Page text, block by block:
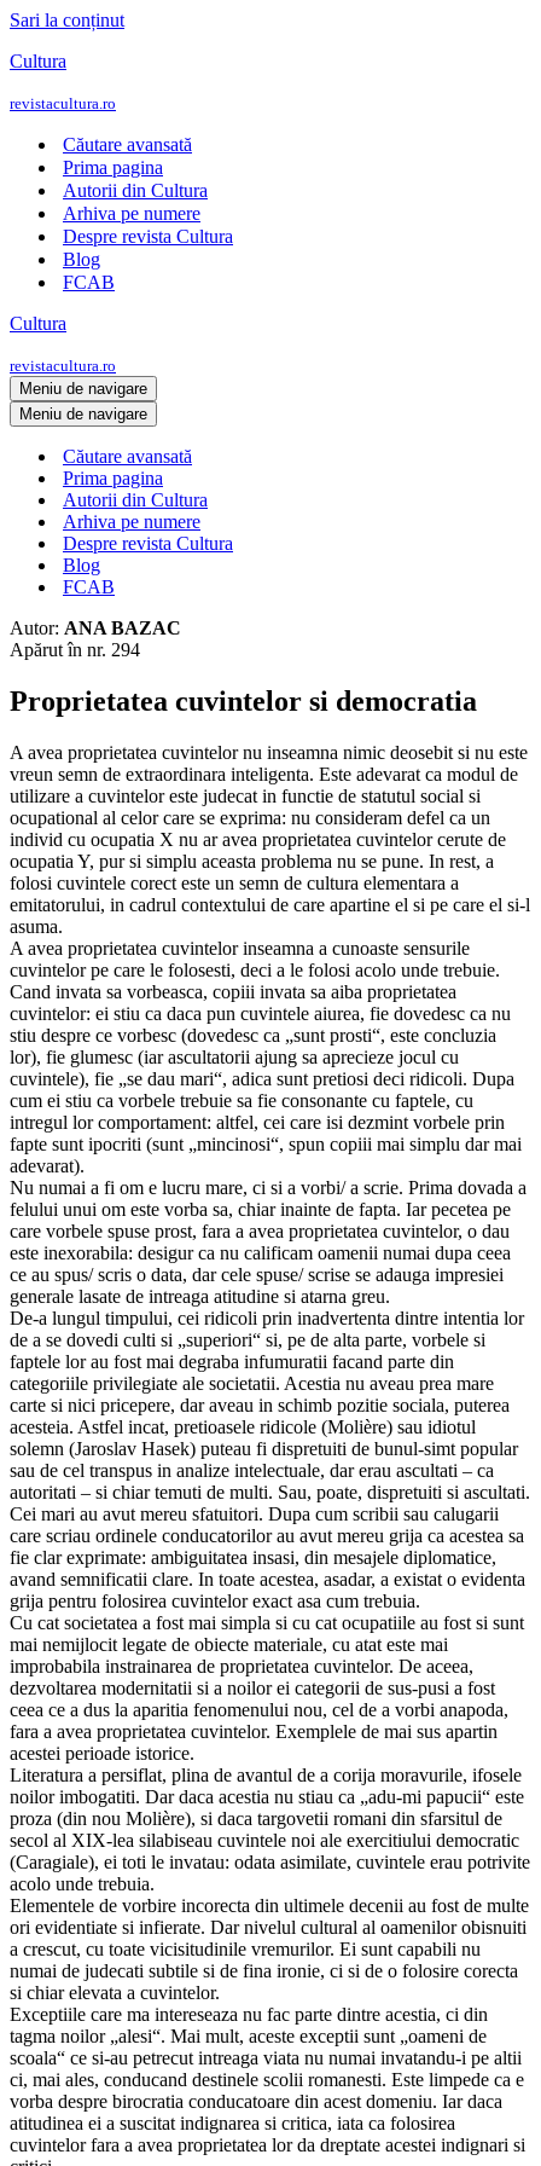
Sari la conținut
Cultura
revistacultura.ro
Căutare avansată
Prima pagina
Autorii din Cultura
Arhiva pe numere
Despre revista Cultura
Blog
FCAB
Cultura
revistacultura.ro
Meniu de navigare
Meniu de navigare
Căutare avansată
Prima pagina
Autorii din Cultura
Arhiva pe numere
Despre revista Cultura
Blog
FCAB
Autor: ANA BAZAC
Apărut în nr. 294
Proprietatea cuvintelor si democratia
A avea proprietatea cuvintelor nu inseamna nimic deosebit si nu este
vreun semn de extraordinara inteligenta. Este adevarat ca modul de
utilizare a cuvintelor este judecat in functie de statutul social si
ocupational al celor care se exprima: nu consideram defel ca un
individ cu ocupatia X nu ar avea proprietatea cuvintelor cerute de
ocupatia Y, pur si simplu aceasta problema nu se pune. In rest, a
folosi cuvintele corect este un semn de cultura elementara a
emitatorului, in cadrul contextului de care apartine el si pe care el si-l
asuma.
A avea proprietatea cuvintelor inseamna a cunoaste sensurile
cuvintelor pe care le folosesti, deci a le folosi acolo unde trebuie.
Cand invata sa vorbeasca, copiii invata sa aiba proprietatea
cuvintelor: ei stiu ca daca pun cuvintele aiurea, fie dovedesc ca nu
stiu despre ce vorbesc (dovedesc ca „sunt prosti“, este concluzia
lor), fie glumesc (iar ascultatorii ajung sa aprecieze jocul cu
cuvintele), fie „se dau mari“, adica sunt pretiosi deci ridicoli. Dupa
cum ei stiu ca vorbele trebuie sa fie consonante cu faptele, cu
intregul lor comportament: altfel, cei care isi dezmint vorbele prin
fapte sunt ipocriti (sunt „mincinosi“, spun copiii mai simplu dar mai
adevarat).
Nu numai a fi om e lucru mare, ci si a vorbi/ a scrie. Prima dovada a
felului unui om este vorba sa, chiar inainte de fapta. Iar pecetea pe
care vorbele spuse prost, fara a avea proprietatea cuvintelor, o dau
este inexorabila: desigur ca nu calificam oamenii numai dupa ceea
ce au spus/ scris o data, dar cele spuse/ scrise se adauga impresiei
generale lasate de intreaga atitudine si atarna greu.
De-a lungul timpului, cei ridicoli prin inadvertenta dintre intentia lor
de a se dovedi culti si „superiori“ si, pe de alta parte, vorbele si
faptele lor au fost mai degraba infumuratii facand parte din
categoriile privilegiate ale societatii. Acestia nu aveau prea mare
carte si nici pricepere, dar aveau in schimb pozitie sociala, puterea
acesteia. Astfel incat, pretioasele ridicole (Molière) sau idiotul
solemn (Jaroslav Hasek) puteau fi dispretuiti de bunul-simt popular
sau de cel transpus in analize intelectuale, dar erau ascultati – ca
autoritati – si chiar temuti de multi. Sau, poate, dispretuiti si ascultati.
Cei mari au avut mereu sfatuitori. Dupa cum scribii sau calugarii
care scriau ordinele conducatorilor au avut mereu grija ca acestea sa
fie clar exprimate: ambiguitatea insasi, din mesajele diplomatice,
avand semnificatii clare. In toate acestea, asadar, a existat o evidenta
grija pentru folosirea cuvintelor exact asa cum trebuia.
Cu cat societatea a fost mai simpla si cu cat ocupatiile au fost si sunt
mai nemijlocit legate de obiecte materiale, cu atat este mai
improbabila instrainarea de proprietatea cuvintelor. De aceea,
dezvoltarea modernitatii si a noilor ei categorii de sus-pusi a fost
ceea ce a dus la aparitia fenomenului nou, cel de a vorbi anapoda,
fara a avea proprietatea cuvintelor. Exemplele de mai sus apartin
acestei perioade istorice.
Literatura a persiflat, plina de avantul de a corija moravurile, ifosele
noilor imbogatiti. Dar daca acestia nu stiau ca „adu-mi papucii“ este
proza (din nou Molière), si daca targovetii romani din sfarsitul de
secol al XIX-lea silabiseau cuvintele noi ale exercitiului democratic
(Caragiale), ei toti le invatau: odata asimilate, cuvintele erau potrivite
acolo unde trebuia.
Elementele de vorbire incorecta din ultimele decenii au fost de multe
ori evidentiate si infierate. Dar nivelul cultural al oamenilor obisnuiti
a crescut, cu toate vicisitudinile vremurilor. Ei sunt capabili nu
numai de judecati subtile si de fina ironie, ci si de o folosire corecta
si chiar elevata a cuvintelor.
Exceptiile care ma intereseaza nu fac parte dintre acestia, ci din
tagma noilor „alesi“. Mai mult, aceste exceptii sunt „oameni de
scoala“ ce si-au petrecut intreaga viata nu numai invatandu-i pe altii
ci, mai ales, conducand destinele scolii romanesti. Este limpede ca e
vorba despre birocratia conducatoare din acest domeniu. Iar daca
atitudinea ei a suscitat indignarea si critica, iata ca folosirea
cuvintelor fara a avea proprietatea lor da dreptate acestei indignari si